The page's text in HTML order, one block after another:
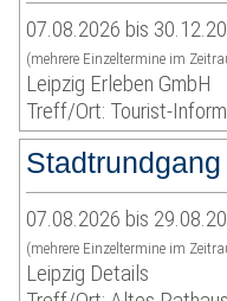
07.08.2026 bis
(mehrere Einzeltermine im
Leipzig Erleben GmbH
Treff/Ort: Tourist-
07.08.2026 bis
(mehrere Einzeltermine im
Leipzig Details